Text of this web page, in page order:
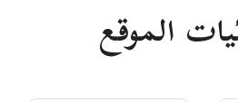
الموقع